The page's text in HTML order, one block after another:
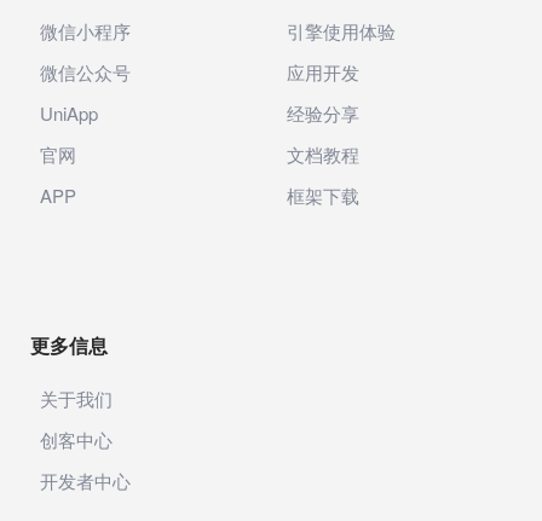
微信小程序
微信公众号
UniApp
官网
APP
引擎使用体验
应用开发
经验分享
文档教程
框架下载
更多信息
关于我们
创客中心
开发者中心